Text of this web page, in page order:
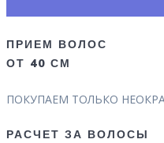
ПРИЕМ ВОЛОС
ОТ 40 СМ
ПОКУПАЕМ ТОЛЬКО
РАСЧЕТ ЗА ВОЛОСЫ